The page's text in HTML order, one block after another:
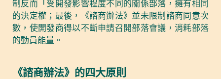
制反而「受開發影響程度不同的關係部落，擁有相同
的決定權；最後，《諮商辦法》並未限制諮商同意次
數，使開發商得以不斷申請召開部落會議，消耗部落
的動員能量。
《諮商辦法》的四大原則